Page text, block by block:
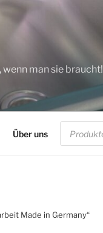
man sie braucht!
Über uns
Products
search
Made in Germany“